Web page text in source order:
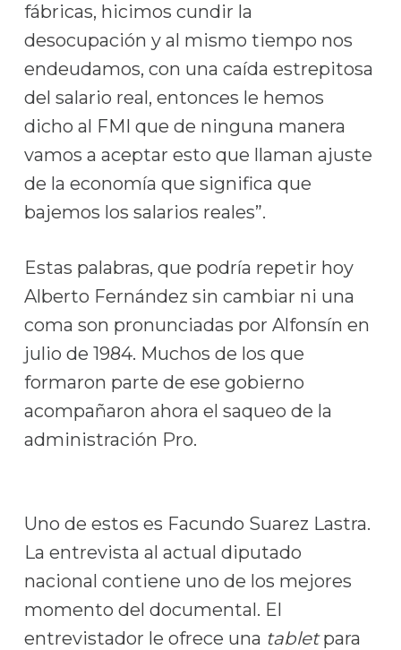
fábricas, hicimos cundir la
desocupación y al mismo tiempo nos
endeudamos, con una caída estrepitosa
del salario real, entonces le hemos
dicho al FMI que de ninguna manera
vamos a aceptar esto que llaman ajuste
de la economía que significa que
bajemos los salarios reales”.
Estas palabras, que podría repetir hoy
Alberto Fernández sin cambiar ni una
coma son pronunciadas por Alfonsín en
julio de 1984. Muchos de los que
formaron parte de ese gobierno
acompañaron ahora el saqueo de la
administración Pro.
Uno de estos es Facundo Suarez Lastra.
La entrevista al actual diputado
nacional contiene uno de los mejores
momento del documental. El
entrevistador le ofrece una tabletpara